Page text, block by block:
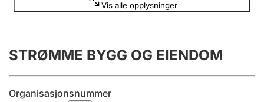
Årsrekneskap
Innsending og forseinkingsgebyr
Vis alle opplysninger
STRØMME BYGG OG EIENDOM
Organisasjonsnummer